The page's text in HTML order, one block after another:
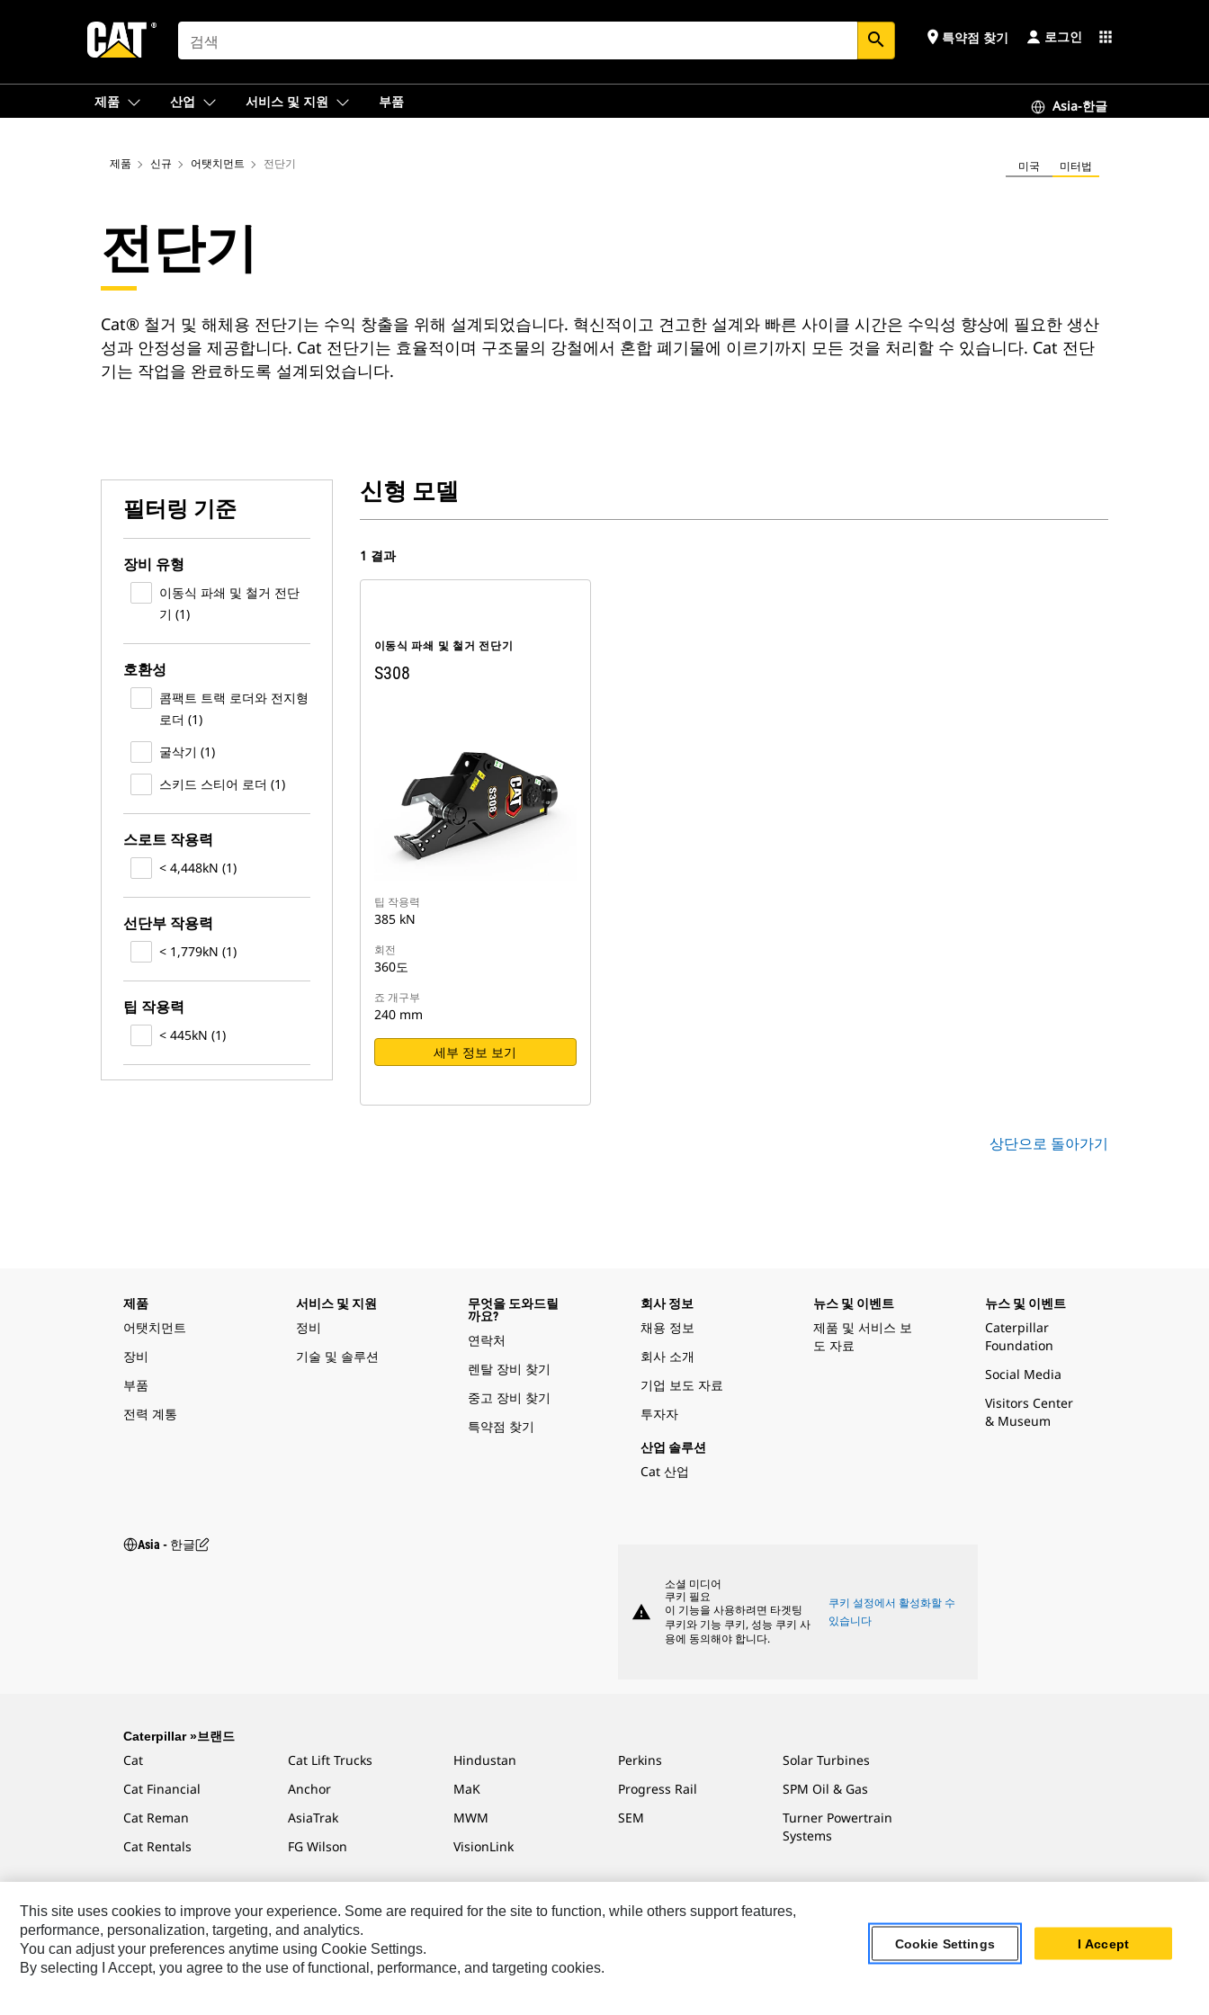
SEARCH search place 특약점 찾기 로그인 apps
제품 산업 서비스 및 지원 부품 Asia-한글
제품 신규 어탯치먼트 전단기 미국 미터법
전단기
Cat® 철거 및 해체용 전단기는 수익 창출을 위해 설계되었습니다. 혁신적이고 견고한 설계와 빠른 사이클 시간은 수익성 향상에 필요한 생산
성과 안정성을 제공합니다. Cat 전단기는 효율적이며 구조물의 강철에서 혼합 폐기물에 이르기까지 모든 것을 처리할 수 있습니다. Cat 전단
기는 작업을 완료하도록 설계되었습니다.
필터링 기준
장비 유형
이동식 파쇄 및 철거 전단
기 (1)
호환성
콤팩트 트랙 로더와 전지형
로더 (1)
굴삭기 (1)
스키드 스티어 로더 (1)
스로트 작용력
< 4,448kN (1)
선단부 작용력
< 1,779kN (1)
팁 작용력
< 445kN (1)
신형 모델
1 결과
이동식 파쇄 및 철거 전단기
S308
팁 작용력
385 kN
회전
360도
죠 개구부
240 mm
세부 정보 보기
상단으로 돌아가기
제품
어탯치먼트
장비
부품
전력 계통
서비스 및 지원
정비
기술 및 솔루션
무엇을 도와드릴
까요?
연락처
렌탈 장비 찾기
중고 장비 찾기
특약점 찾기
회사 정보
채용 정보
회사 소개
기업 보도 자료
투자자
산업 솔루션
Cat 산업
뉴스 및 이벤트
제품 및 서비스 보
도 자료
뉴스 및 이벤트
Caterpillar
Foundation
Social Media
Visitors Center
& Museum
Asia - 한글
warning
소셜 미디어
쿠키 필요
이 기능을 사용하려면 타겟팅
쿠키와 기능 쿠키, 성능 쿠키 사
용에 동의해야 합니다.
쿠키 설정에서 활성화할 수
있습니다
Caterpillar »브랜드
Cat
Cat Financial
Cat Reman
Cat Rentals
Cat Lift Trucks
Anchor
AsiaTrak
FG Wilson
Hindustan
MaK
MWM
VisionLink
Perkins
Progress Rail
SEM
Solar Turbines
SPM Oil & Gas
Turner Powertrain
Systems
Caterpillar.com Caterpillar에 문의 내 마케팅 기본 설정
KR - Korean © 2026 Caterpillar. 판권 소유
This site uses cookies to improve your experience. Some are required for the site to function, while others support features,
performance, personalization, targeting, and analytics.
You can adjust your preferences anytime using Cookie Settings.
By selecting I Accept, you agree to the use of functional, performance, and targeting cookies.
Cookie Settings I Accept